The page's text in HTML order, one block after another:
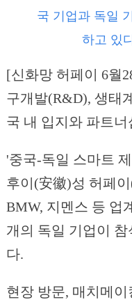
국 기업과 독일
하고 있
[신화망 허페이 6월
구개발(R&D), 생태
국 내 입지와 파트
'중국-독일 스마트
후이(安徽)성 허페
BMW, 지멘스 등 업
개의 독일 기업이
다.
현장 방문, 매치메